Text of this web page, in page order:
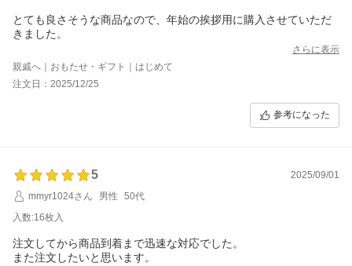
とても良さそうな商品なので、年始の挨拶用に購入させていただ
きました。
さらに表示
親戚へ｜おもたせ・ギフト｜はじめて
注文日：2025/12/25
参考になった
5
2025/09/01
mmyr1024さん
男性
50代
入数:16枚入
注文してから商品到着まで迅速な対応でした。
また注文したいと思います。